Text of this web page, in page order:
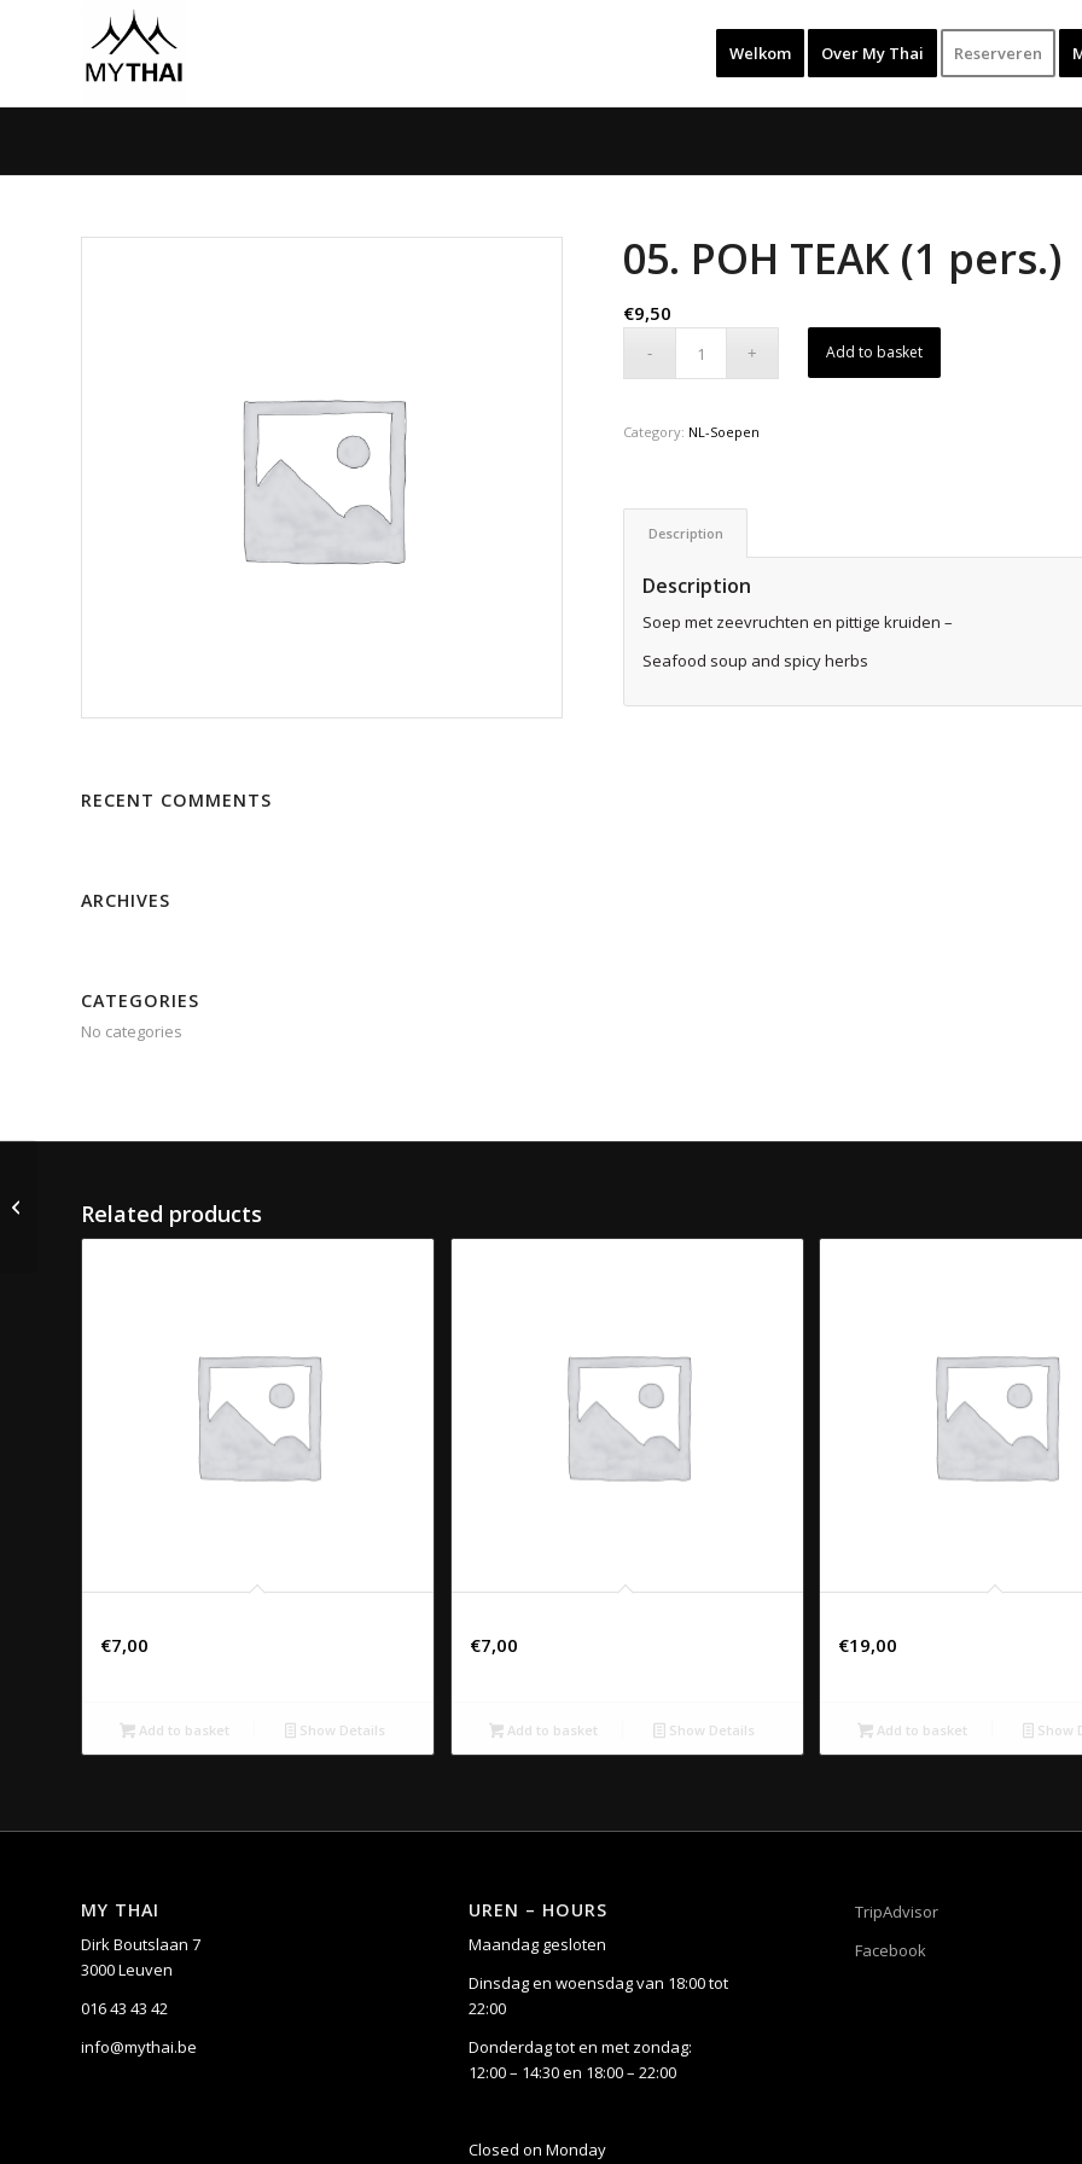
Welkom Over My Thai Reserveren
RECENT COMMENTS
ARCHIVES
CATEGORIES
No categories
05. POH TEAK (1 pers.)
€9,50
Add to basket
Category: NL-Soepen
Description
Description
Soep met zeevruchten en pittige kruiden –
Seafood soup and spicy herbs
Related products
€7,00
Add to basket Show Details
€7,00
Add to basket Show Details
€19,00
Add to basket Show
MY THAI
Dirk Boutslaan 7
3000 Leuven
016 43 43 42
info@mythai.be
UREN – HOURS
Maandag gesloten
Dinsdag en woensdag van 18:00 tot
22:00
Donderdag tot en met zondag:
12:00 – 14:30 en 18:00 – 22:00
Closed on Monday
TripAdvisor
Facebook
04. KWYTHAYOE